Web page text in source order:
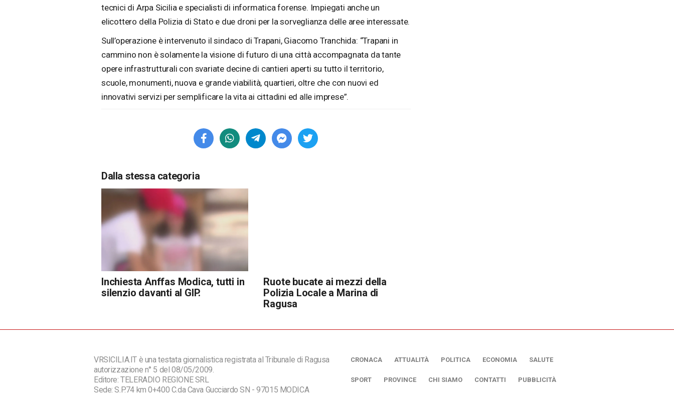
tecnici di Arpa Sicilia e specialisti di informatica forense. Impiegati anche un
elicottero della Polizia di Stato e due droni per la sorveglianza delle aree interessate.
Sull’operazione è intervenuto il sindaco di Trapani, Giacomo Tranchida: “Trapani in
cammino non è solamente la visione di futuro di una città accompagnata da tante
opere infrastrutturali con svariate decine di cantieri aperti su tutto il territorio,
scuole, monumenti, nuova e grande viabilità, quartieri, oltre che con nuovi ed
innovativi servizi per semplificare la vita ai cittadini ed alle imprese”.
Dalla stessa categoria
Inchiesta Anffas Modica, tutti in
silenzio davanti al GIP.
Ruote bucate ai mezzi della
Polizia Locale a Marina di
Ragusa
VRSICILIA.IT è una testata giornalistica registrata al Tribunale di Ragusa
autorizzazione n° 5 del 08/05/2009.
Editore: TELERADIO REGIONE SRL
Sede: S.P.74 km 0+400 C.da Cava Gucciardo SN - 97015 MODICA
CRONACA ATTUALITÀ POLITICA ECONOMIA SALUTE
SPORT PROVINCE CHI SIAMO CONTATTI PUBBLICITÀ